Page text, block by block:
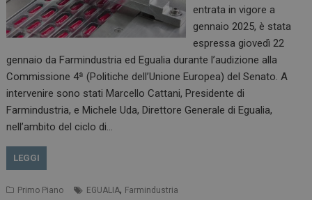
entrata in vigore a
gennaio 2025, è stata
espressa giovedì 22
gennaio da Farmindustria ed Egualia durante l’audizione alla
Commissione 4ª (Politiche dell’Unione Europea) del Senato. A
intervenire sono stati Marcello Cattani, Presidente di
Farmindustria, e Michele Uda, Direttore Generale di Egualia,
nell’ambito del ciclo di…
LEGGI
Primo Piano EGUALIA, Farmindustria